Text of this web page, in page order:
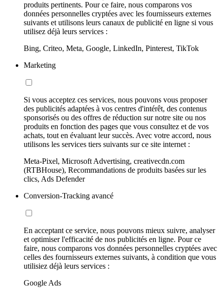
produits pertinents. Pour ce faire, nous comparons vos
données personnelles cryptées avec les fournisseurs externes
suivants et utilisons leurs canaux de publicité en ligne si vous
utilisez déjà leurs services :
Bing, Criteo, Meta, Google, LinkedIn, Pinterest, TikTok
Marketing
Si vous acceptez ces services, nous pouvons vous proposer
des publicités adaptées à vos centres d'intérêt, des contenus
sponsorisés ou des offres de réduction sur notre site ou nos
produits en fonction des pages que vous consultez et de vos
achats, tout en évaluant leur succès. Avec votre accord, nous
utilisons les services tiers suivants sur ce site internet :
Meta-Pixel, Microsoft Advertising, creativecdn.com
(RTBHouse), Recommandations de produits basées sur les
clics, Ads Defender
Conversion-Tracking avancé
En acceptant ce service, nous pouvons mieux suivre, analyser
et optimiser l'efficacité de nos publicités en ligne. Pour ce
faire, nous comparons vos données personnelles cryptées avec
celles des fournisseurs externes suivants, à condition que vous
utilisiez déjà leurs services :
Google Ads